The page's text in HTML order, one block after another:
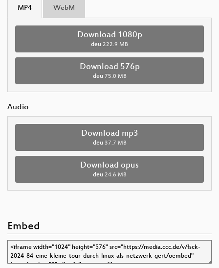
MP4 WebM
Download 1080p
deu 222.9 MB
Download 576p
deu 75.0 MB
Audio
Download mp3
deu 37.7 MB
Download opus
deu 24.6 MB
Embed